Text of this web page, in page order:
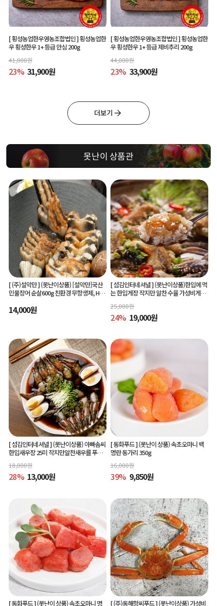
[ 횡성농업한우영농조합법인 ]횡성농업한
우 횡성한우 1+ 등급 안심 200g
41,000원
23% 31,900원
[ 횡성농업한우영농조합법인 ]횡성농업한
우 횡성한우 1+ 등급 제비추리 200g
44,000원
23% 33,900원
더보기
못난이 상품관
[ (주)설악만 ](못난이상품) [설악만]국산
민물장어 순살600g 친환경 무항생제, HAC
14,000원
[ 섬김인터네셔널 ](못난이상품)한입에 먹
는 한입게장 작지만 알찬 수율 가성비게장
씨한입게장
25,000원
24% 19,000원
[ 섬김인터네셔널 ](못난이상품) 아빠솜씨
한입새우장 25미 작지만알찬새우를 푸짐
하게 즐길수 있는 한입새우장
18,000원
28% 13,000원
[ 동화푸드 ](못난이 상품) 속초오마니 백
명란 동가리 350g
16,000원
39% 9,850원
[ 동화푸드 ](못난이 상품) 속초오마니 명 [ (주)동해항씨푸드 ](못난이상품) 가성비